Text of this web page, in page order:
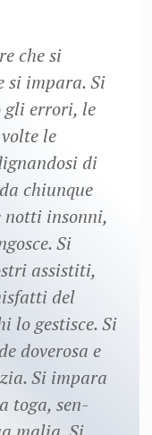
che si
si impara. Si
gli errori, le
le
di
chiunque
notti insonni,
Si
assistiti,
del
lo gestisce. Si
doverosa e
Si impara
toga, sen­